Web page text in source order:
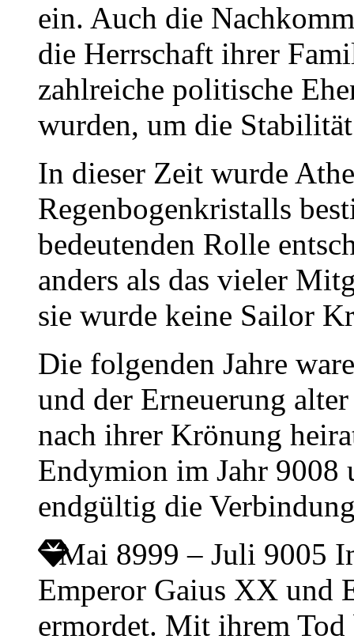
ein. Auch die
die Herrschaft ihrer
zahlreiche politische
wurden, um die
In dieser Zeit wurde
Regenbogenkristalls
bedeutenden Rolle
anders als das vieler
sie wurde keine Sailor
Die folgenden Jahre
und der Erneuerung
nach ihrer Krönung
Endymion im Jahr 9008
endgültig die
Mai 8999 – Juli 9005
Emperor Gaius XX und
ermordet. Mit ihrem